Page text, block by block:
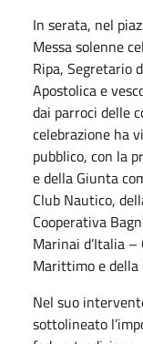
In serata, nel
Messa solenne
Ripa, Segretario
Apostolica e
dai parroci delle
celebrazione ha
pubblico, con la
e della Giunta
Club Nautico,
Cooperativa
Marinai d’Italia –
Marittimo e della
Nel suo
sottolineato